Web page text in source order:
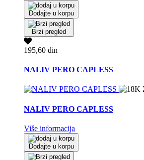
Dodajte u korpu
Brzi pregled
195,60 din
NALIV PERO CAPLESS
NALIV PERO CAPLESS
Više informacija
Dodajte u korpu